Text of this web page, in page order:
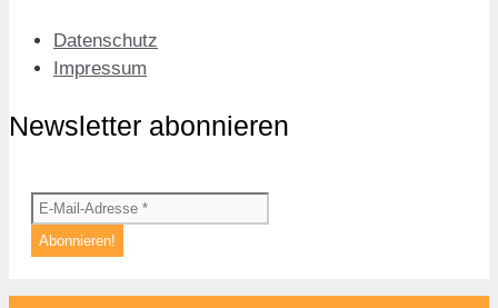
Datenschutz
Impressum
Newsletter abonnieren